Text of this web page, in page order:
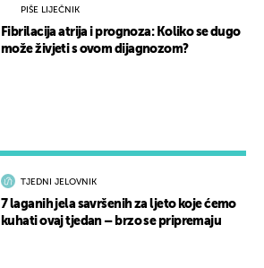
TJEDNI JELOVNIK
7 laganih jela savršenih za ljeto koje ćemo
kuhati ovaj tjedan – brzo se pripremaju
PIŠE LIJEČNIK
Fibrilacija atrija i prognoza: Koliko se dugo
može živjeti s ovom dijagnozom?